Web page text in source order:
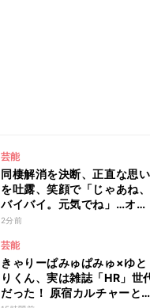
芸能
同棲解消を決断、正直な思い
を吐露、笑顔で「じゃあね、
バイバイ。元気でね」…オダ
ミユの成長を見届けた平祐奈
ディ3』
2分前
芸能
きゃりーぱみゅぱみゅ×ゆと
りくん、実は雑誌「HR」世
だった！ 原宿カルチャーと古